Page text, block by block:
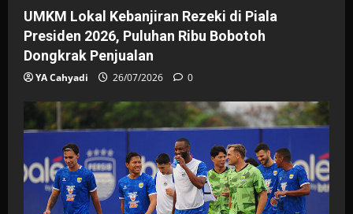
UMKM Lokal Kebanjiran Rezeki di Piala
Presiden 2026, Puluhan Ribu Bobotoh
Dongkrak Penjualan
YA Cahyadi 26/07/2026 0